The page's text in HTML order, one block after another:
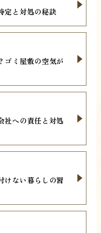
定と対処の秘訣
ゴミ屋敷の空気が
社への責任と対処
けない暮らしの習